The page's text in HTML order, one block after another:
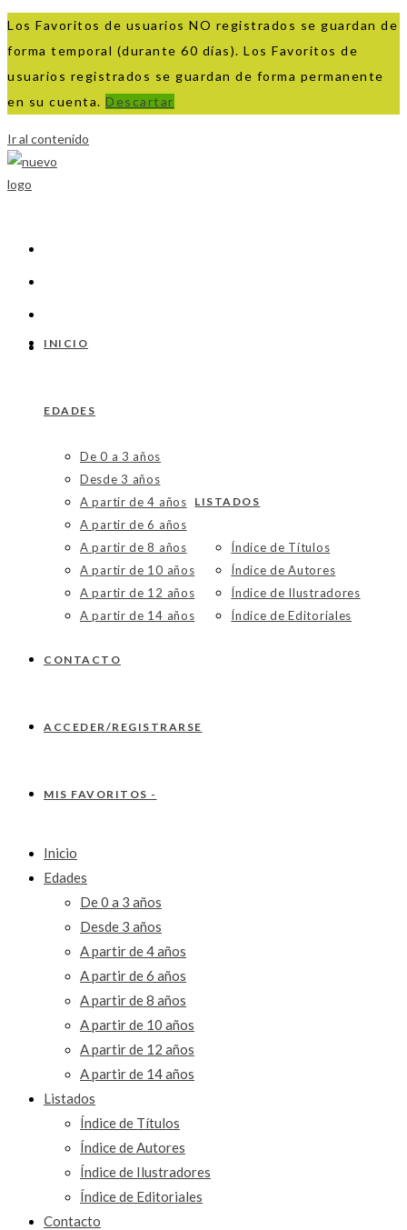
Los Favoritos de usuarios NO registrados se guardan de
forma temporal (durante 60 días). Los Favoritos de
usuarios registrados se guardan de forma permanente
en su cuenta. Descartar
Ir al contenido
INICIO
EDADES
De 0 a 3 años
Desde 3 años
A partir de 4 años
A partir de 6 años
A partir de 8 años
A partir de 10 años
A partir de 12 años
A partir de 14 años
LISTADOS
Índice de Títulos
Índice de Autores
Índice de Ilustradores
Índice de Editoriales
CONTACTO
ACCEDER/REGISTRARSE
MIS FAVORITOS -
Inicio
Edades
De 0 a 3 años
Desde 3 años
A partir de 4 años
A partir de 6 años
A partir de 8 años
A partir de 10 años
A partir de 12 años
A partir de 14 años
Listados
Índice de Títulos
Índice de Autores
Índice de Ilustradores
Índice de Editoriales
Contacto